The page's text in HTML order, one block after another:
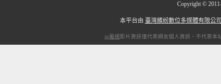
Copyright ©
本平台由 臺灣繽紛數位多媒體有限公
ip電視影片資訊僅代表網友個人資訊，不代表本